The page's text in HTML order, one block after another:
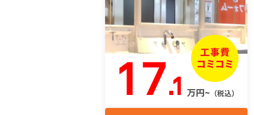
17.1 万円~ （税込）